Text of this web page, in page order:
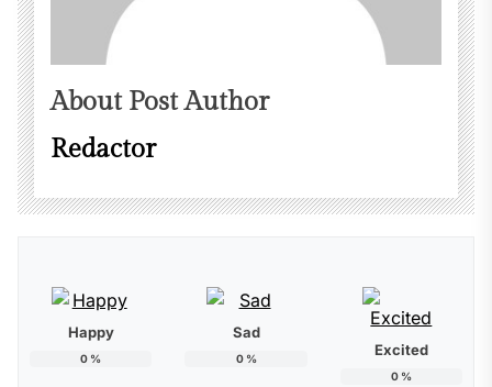
About Post Author
Redactor
Happy
0 %
Sad
0% Excited
0%